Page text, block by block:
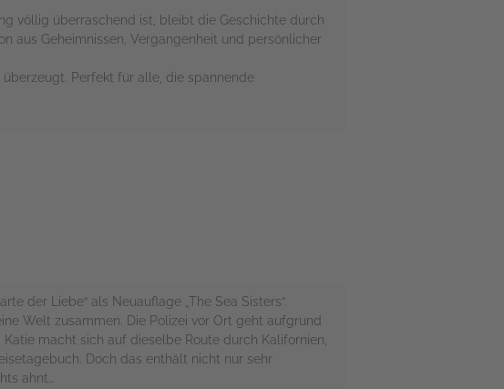
völlig überraschend ist, bleibt die Geschichte durch
aus Geheimnissen, Vergangenheit und persönlicher
Perfekt für alle, die spannende
der Liebe“ als Neuauflage „The Sea Sisters“.
Welt zusammen. Die Polizei vor Ort geht aufgrund
macht sich auf dieselbe Route durch Kalifornien,
Doch das enthält nicht nur sehr
ahnt…